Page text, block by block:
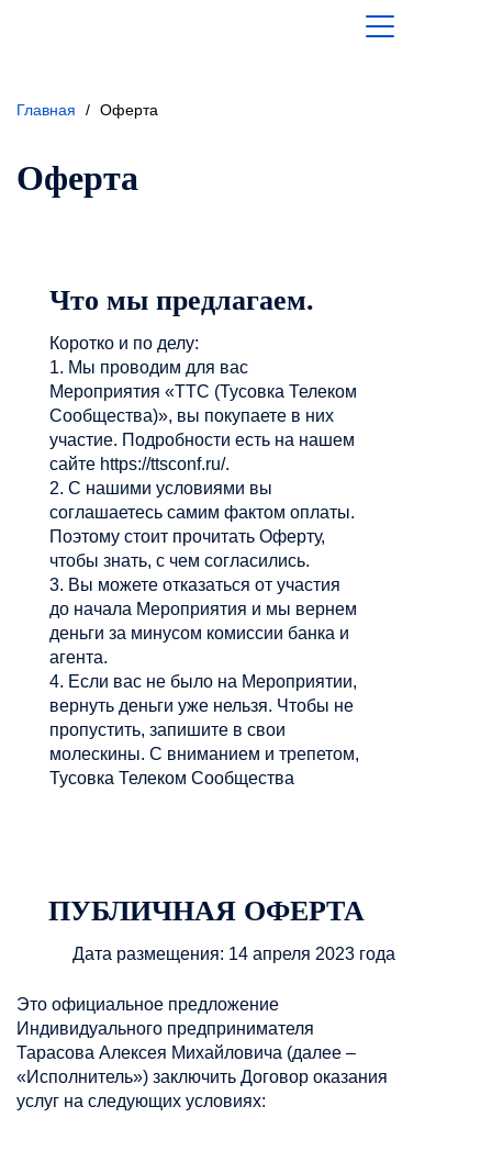
Главная / Оферта
Оферта
Что мы предлагаем.
Коротко и по делу:
1. Мы проводим для вас
Мероприятия «ТТС (Тусовка Телеком
Сообщества)», вы покупаете в них
участие. Подробности есть на нашем
сайте https://ttsconf.ru/.
2. С нашими условиями вы
соглашаетесь самим фактом оплаты.
Поэтому стоит прочитать Оферту,
чтобы знать, с чем согласились.
3. Вы можете отказаться от участия
до начала Мероприятия и мы вернем
деньги за минусом комиссии банка и
агента.
4. Если вас не было на Мероприятии,
вернуть деньги уже нельзя. Чтобы не
пропустить, запишите в свои
молескины. С вниманием и трепетом,
Тусовка Телеком Сообщества
ПУБЛИЧНАЯ ОФЕРТА
Дата размещения: 14 апреля 2023 года
Это официальное предложение
Индивидуального предпринимателя
Тарасова Алексея Михайловича (далее –
«Исполнитель») заключить Договор оказания
услуг на следующих условиях: